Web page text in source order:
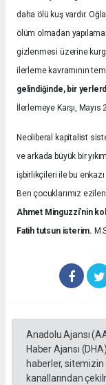
daha ölü kuş vardır.
ölüm olmadan
gizlenmesi üzerine
ilerleme kavramının
gelindiğinde, bir
İlerlemeye Karşı, Mayıs
Neoliberal kapitalist
ve arkada büyük bir
işbirlikçileri ile bu
Ben çocuklarımız
Ahmet Minguzzi’nin
Fatih tutsun isterim.
Anadolu Ajansı
Haber Ajansı
haberler,
kanallarından